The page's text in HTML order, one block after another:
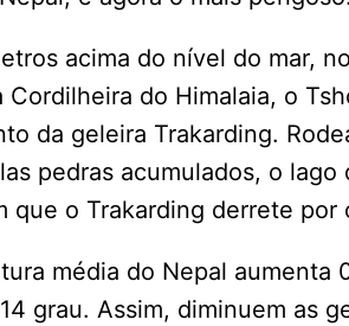
acima do nível do mar,
Cordilheira do Himalaia, o
da geleira Trakarding.
pedras acumulados, o
que o Trakarding derrete
média do Nepal aumenta
grau. Assim, diminuem as